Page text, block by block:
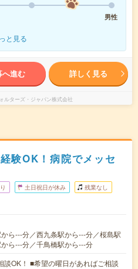
男性
と見る
へ進む 詳しく見る
ルターズ・ジャパン株式会社
験OK！病院でメッセ
土日祝日が休み 残業なし
ら---分／西九条駅から---分／桜島駅
ら---分／千鳥橋駅から---分
談OK！ ■希望の曜日があればご相談